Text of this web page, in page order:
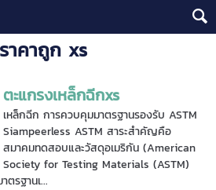
าคาถูก xs
ตะแกรงเหล็กฉีกxs
เหล็กฉีก การควบคุมมาตรฐานรองรับ ASTM
Siampeerless ASTM สาระสำคัญคือ
สมาคมทดสอบและวัสดุอเมริกัน (American
Society for Testing Materials (ASTM)
รฐานเ...